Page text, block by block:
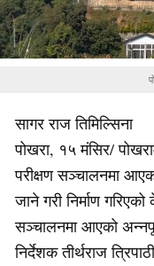
सागर राज तिमिल्सिना
पोखरा, १५ मंसिर/
परीक्षण सञ्चालनमा
जाने गरी निर्माण
सञ्चालनमा आएको
निर्देशक तीर्थराज